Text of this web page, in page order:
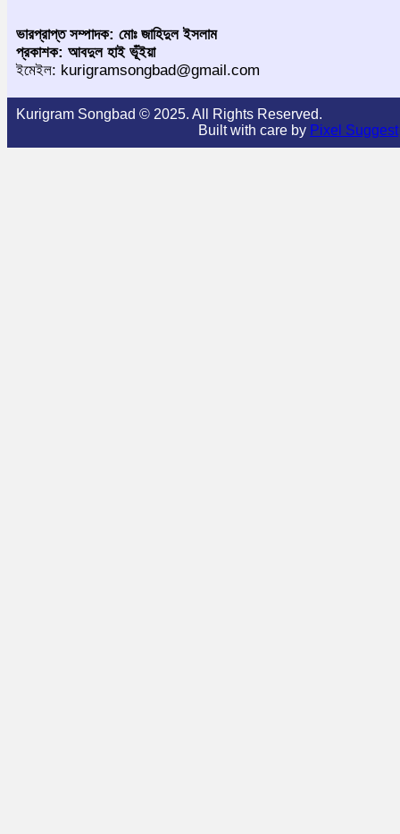
ভারপ্রাপ্ত সম্পাদক: মোঃ জাহিদুল ইসলাম
প্রকাশক: আবদুল হাই ভূঁইয়া
ইমেইল: kurigramsongbad@gmail.com
Kurigram Songbad © 2025. All Rights Reserved.
Built with care by Pixel Suggest